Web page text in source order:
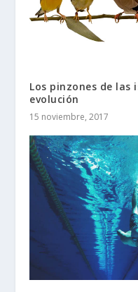
Los pinzones de las
evolución
15 noviembre, 2017